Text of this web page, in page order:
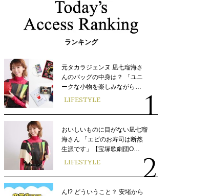
ランキング
元タカラジェンヌ 凪七瑠海さ
んのバッグの中身は？ 「ユニ
ークな小物を楽しみながら…
LIFESTYLE
おいしいものに目がない凪七瑠
海さん 「エビのお寿司は断然
生派です」【宝塚歌劇団O…
LIFESTYLE
ん!? どういうこと？ 安堵から